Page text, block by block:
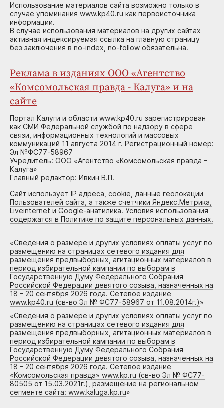
Использование материалов сайта возможно только в
случае упоминания www.kp40.ru как первоисточника
информации.
В случае использования материалов на других сайтах
активная индексируемая ссылка на главную страницу
без заключения в no-index, no-follow обязательна.
Реклама в изданиях ООО «Агентство
«Комсомольская правда - Калуга» и на
сайте
Портал Калуги и области www.kp40.ru зарегистрирован
как СМИ Федеральной службой по надзору в сфере
связи, информационных технологий и массовых
коммуникаций 11 августа 2014 г. Регистрационный номер:
Эл №ФС77-58967
Учредитель: ООО «Агентство «Комсомольская правда –
Калуга»
Главный редактор: Ивкин В.П.
Сайт использует IP адреса, cookie, данные геолокации
Пользователей сайта, а также счетчики Яндекс.Метрика,
Liveinternet и Google-анатилика. Условия использования
содержатся в Политике по защите персональных данных.
«Сведения о размере и других условиях оплаты услуг по
размещению на страницах сетевого издания для
размещения предвыборных, агитационных материалов в
период избирательной кампании по выборам в
Государственную Думу Федерального Собрания
Российской Федерации девятого созыва, назначенных на
18 – 20 сентября 2026 года. Сетевое издание
www.kp40.ru (св-во Эл № ФС77-58967 от 11.08.2014г.)»
«Сведения о размере и других условиях оплаты услуг по
размещению на страницах сетевого издания для
размещения предвыборных, агитационных материалов в
период избирательной кампании по выборам в
Государственную Думу Федерального Собрания
Российской Федерации девятого созыва, назначенных на
18 – 20 сентября 2026 года. Сетевое издание
«Комсомольская правда» www.kp.ru (св-во Эл № ФС77-
80505 от 15.03.2021г.), размещение на региональном
сегменте сайта: www.kaluga.kp.ru»